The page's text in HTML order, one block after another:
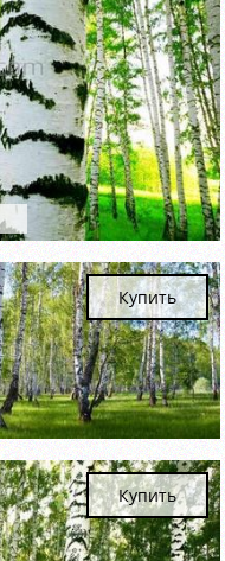
Купить
Купить